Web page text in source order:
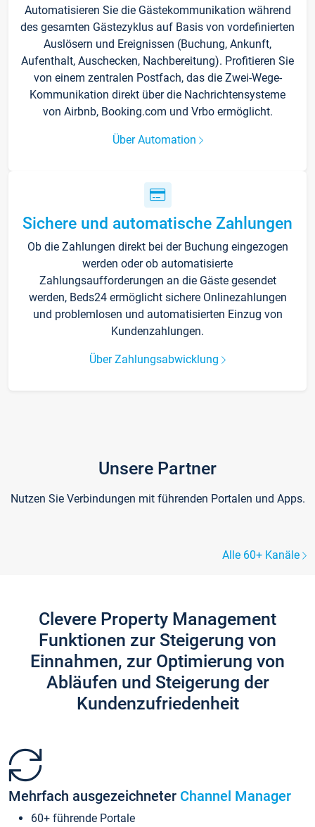
Automatisieren Sie die Gästekommunikation während
des gesamten Gästezyklus auf Basis von vordefinierten
Auslösern und Ereignissen (Buchung, Ankunft,
Aufenthalt, Auschecken, Nachbereitung). Profitieren Sie
von einem zentralen Postfach, das die Zwei-Wege-
Kommunikation direkt über die Nachrichtensysteme
von Airbnb, Booking.com und Vrbo ermöglicht.
Über Automation
Sichere und automatische Zahlungen
Ob die Zahlungen direkt bei der Buchung eingezogen
werden oder ob automatisierte
Zahlungsaufforderungen an die Gäste gesendet
werden, Beds24 ermöglicht sichere Onlinezahlungen
und problemlosen und automatisierten Einzug von
Kundenzahlungen.
Über Zahlungsabwicklung
Unsere Partner
Nutzen Sie Verbindungen mit führenden Portalen und Apps.
Alle 60+ Kanäle
Clevere Property Management
Funktionen zur Steigerung von
Einnahmen, zur Optimierung von
Abläufen und Steigerung der
Kundenzufriedenheit
Mehrfach ausgezeichneter Channel Manager
60+ führende Portale